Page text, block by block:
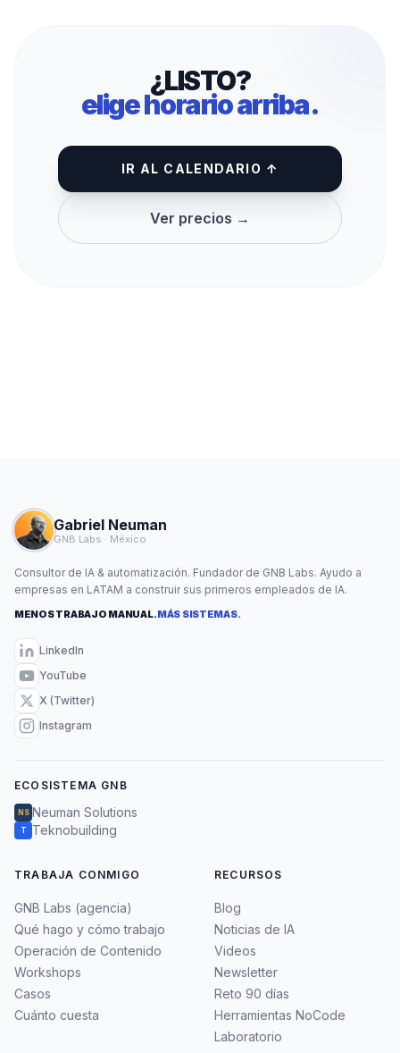
¿LISTO?
elige horario arriba.
IR AL CALENDARIO ↑
Ver precios →
Gabriel Neuman
GNB Labs · México
Consultor de IA & automatización. Fundador de GNB Labs. Ayudo a
empresas en LATAM a construir sus primeros empleados de IA.
MENOS TRABAJO MANUAL.MÁS SISTEMAS.
LinkedIn
YouTube
X (Twitter)
Instagram
ECOSISTEMA GNB
NS Neuman Solutions
T Teknobuilding
TRABAJA CONMIGO
GNB Labs (agencia)
Qué hago y cómo trabajo
Operación de Contenido
Workshops
Casos
Cuánto cuesta
RECURSOS
Blog
Noticias de IA
Videos
Newsletter
Reto 90 días
Herramientas NoCode
Laboratorio